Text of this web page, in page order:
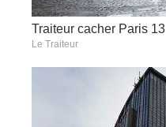
Traiteur cacher Paris 13
Le Traiteur